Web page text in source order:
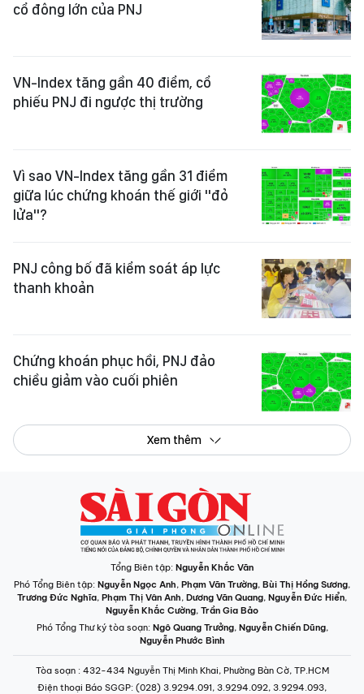
cổ đông lớn của PNJ
VN-Index tăng gần 40 điểm, cổ
phiếu PNJ đi ngược thị trường
Vì sao VN-Index tăng gần 31 điểm
giữa lúc chứng khoán thế giới "đỏ
lửa"?
PNJ công bố đã kiểm soát áp lực
thanh khoản
Chứng khoán phục hồi, PNJ đảo
chiều giảm vào cuối phiên
Xem thêm
Tổng Biên tập: Nguyễn Khắc Văn
Phó Tổng Biên tập: Nguyễn Ngọc Anh, Phạm Văn Trường, Bùi Thị Hồng Sương,
Trương Đức Nghĩa, Phạm Thị Vân Anh, Dương Văn Quang, Nguyễn Đức Hiển,
Nguyễn Khắc Cường, Trần Gia Bảo
Phó Tổng Thư ký tòa soạn: Ngô Quang Trưởng, Nguyễn Chiến Dũng,
Nguyễn Phước Bình
Tòa soạn : 432-434 Nguyễn Thị Minh Khai, Phường Bàn Cờ, TP.HCM
Điện thoại Báo SGGP: (028) 3.9294.091, 3.9294.092, 3.9294.093,